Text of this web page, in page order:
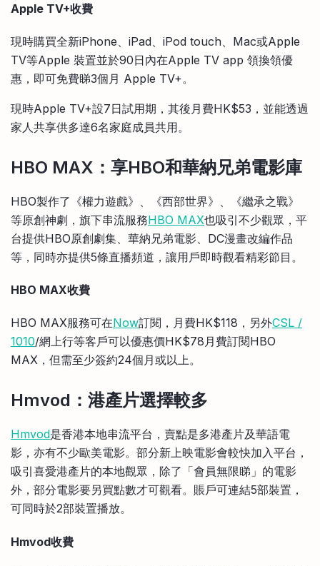
Apple TV+收費
現時購買全新iPhone、iPad、iPod touch、Mac或Apple
TV等Apple 裝置並於90日內在Apple TV app 領換領優
惠，即可免費睇3個月 Apple TV+。
現時Apple TV+設7日試用期，其後月費HK$53，並能透過
家人共享供多達6名家庭成員共用。
HBO MAX：享HBO和華納兄弟電影庫
HBO製作了《權力遊戲》、《西部世界》、《繼承之戰》
等原創神劇，旗下串流服務HBO MAX也吸引不少觀眾，平
台提供HBO原創劇集、華納兄弟電影、DC漫畫改編作品
等，同時亦提供5條直播頻道，讓用戶即時觀看精彩節目。
HBO MAX收費
HBO MAX服務可在Now訂閱，月費HK$118，另外CSL /
1010/網上行等客戶可以優惠價HK$78月費訂閱HBO
MAX，但需至少簽約24個月或以上。
Hmvod：港產片選擇較多
Hmvod是香港本地串流平台，賣點是多港產片及華語電
影，亦有不少歐美電影。部分新上映電影會較快加入平台，
吸引喜愛港產片的本地觀眾，除了「會員無限睇」的電影
外，部分電影要另買點數才可觀看。賬戶可連結5部裝置，
可同時於2部裝置播放。
Hmvod收費